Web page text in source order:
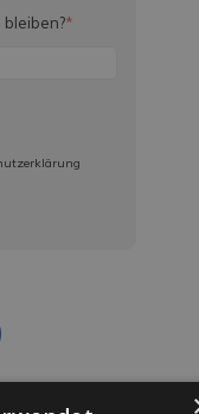
*